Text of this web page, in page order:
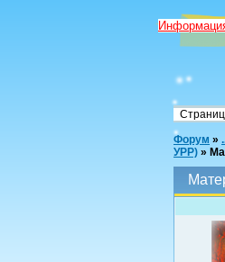
Форум »
УРР) »